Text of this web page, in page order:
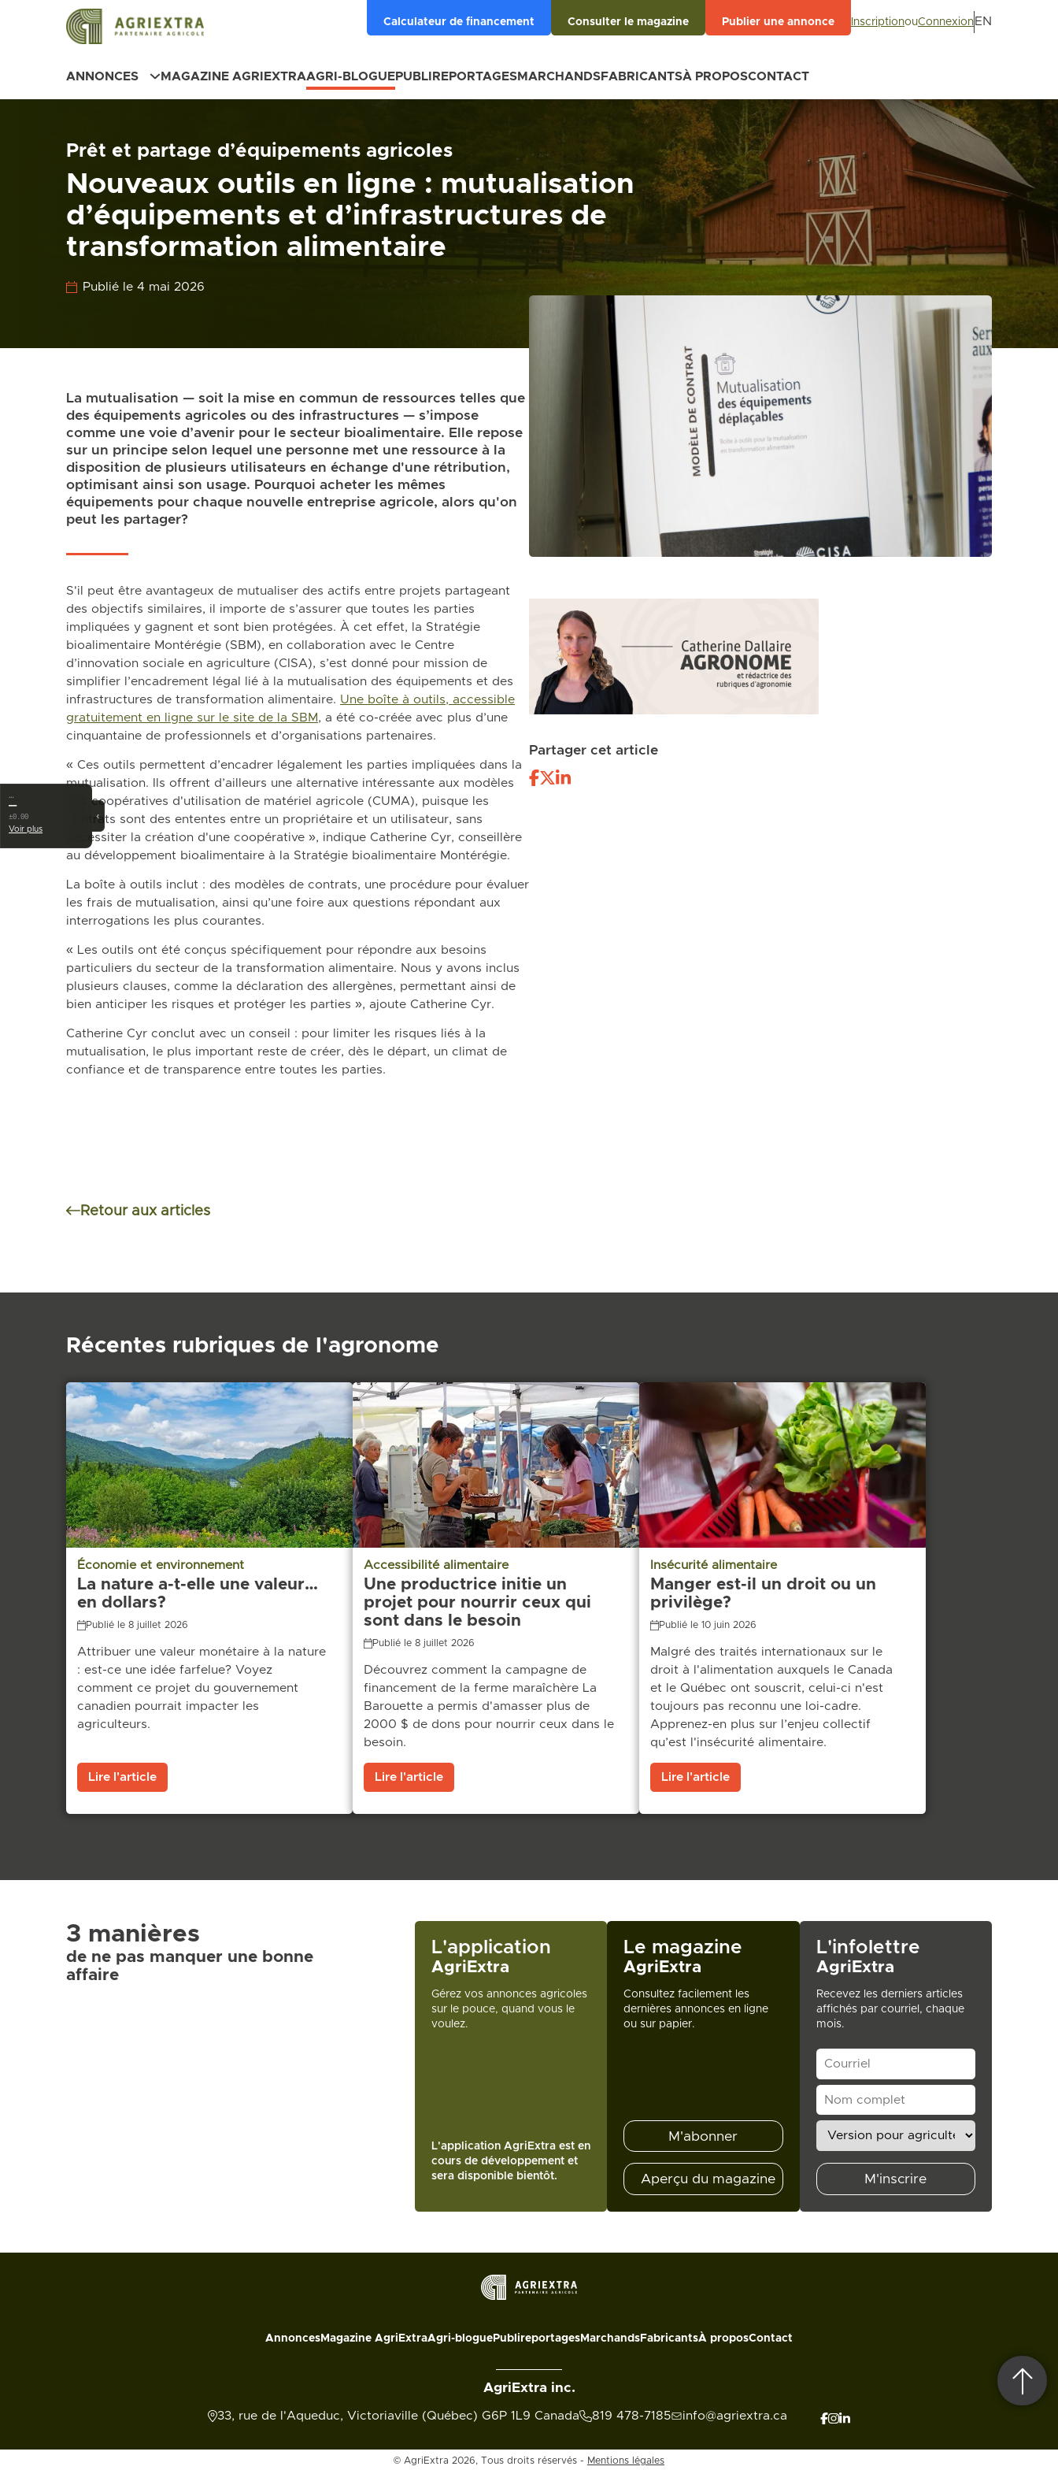
Calculateur de financement Consulter le magazine Publier une annonce InscriptionouConnexion EN
ANNONCES MAGAZINE AGRIEXTRAAGRI-BLOGUEPUBLIREPORTAGESMARCHANDSFABRICANTSÀ PROPOSCONTACT
Prêt et partage d’équipements agricoles
Nouveaux outils en ligne : mutualisation
d’équipements et d’infrastructures de
transformation alimentaire
Publié le 4 mai 2026
La mutualisation — soit la mise en commun de ressources telles que
des équipements agricoles ou des infrastructures — s’impose
comme une voie d’avenir pour le secteur bioalimentaire. Elle repose
sur un principe selon lequel une personne met une ressource à la
disposition de plusieurs utilisateurs en échange d'une rétribution,
optimisant ainsi son usage. Pourquoi acheter les mêmes
équipements pour chaque nouvelle entreprise agricole, alors qu'on
peut les partager?
S'il peut être avantageux de mutualiser des actifs entre projets partageant
des objectifs similaires, il importe de s’assurer que toutes les parties
impliquées y gagnent et sont bien protégées. À cet effet, la Stratégie
bioalimentaire Montérégie (SBM), en collaboration avec le Centre
d’innovation sociale en agriculture (CISA), s’est donné pour mission de
simplifier l’encadrement légal lié à la mutualisation des équipements et des
infrastructures de transformation alimentaire. Une boîte à outils, accessible
gratuitement en ligne sur le site de la SBM, a été co-créée avec plus d’une
cinquantaine de professionnels et d’organisations partenaires.
« Ces outils permettent d’encadrer légalement les parties impliquées dans la
mutualisation. Ils offrent d’ailleurs une alternative intéressante aux modèles
des coopératives d'utilisation de matériel agricole (CUMA), puisque les
contrats sont des ententes entre un propriétaire et un utilisateur, sans
nécessiter la création d'une coopérative », indique Catherine Cyr, conseillère
au développement bioalimentaire à la Stratégie bioalimentaire Montérégie.
La boîte à outils inclut : des modèles de contrats, une procédure pour évaluer
les frais de mutualisation, ainsi qu’une foire aux questions répondant aux
interrogations les plus courantes.
« Les outils ont été conçus spécifiquement pour répondre aux besoins
particuliers du secteur de la transformation alimentaire. Nous y avons inclus
plusieurs clauses, comme la déclaration des allergènes, permettant ainsi de
bien anticiper les risques et protéger les parties », ajoute Catherine Cyr.
Catherine Cyr conclut avec un conseil : pour limiter les risques liés à la
mutualisation, le plus important reste de créer, dès le départ, un climat de
confiance et de transparence entre toutes les parties.
Partager cet article
Retour aux articles
Récentes rubriques de l'agronome
Économie et environnement
La nature a-t-elle une valeur…
en dollars?
Publié le 8 juillet 2026
Attribuer une valeur monétaire à la nature
: est-ce une idée farfelue? Voyez
comment ce projet du gouvernement
canadien pourrait impacter les
agriculteurs.
Lire l'article
Accessibilité alimentaire
Une productrice initie un
projet pour nourrir ceux qui
sont dans le besoin
Publié le 8 juillet 2026
Découvrez comment la campagne de
financement de la ferme maraîchère La
Barouette a permis d'amasser plus de
2000 $ de dons pour nourrir ceux dans le
besoin.
Lire l'article
Insécurité alimentaire
Manger est-il un droit ou un
privilège?
Publié le 10 juin 2026
Malgré des traités internationaux sur le
droit à l'alimentation auxquels le Canada
et le Québec ont souscrit, celui-ci n'est
toujours pas reconnu une loi-cadre.
Apprenez-en plus sur l’enjeu collectif
qu’est l'insécurité alimentaire.
Lire l'article
3 manières
de ne pas manquer une bonne
affaire
L'application
AgriExtra
Gérez vos annonces agricoles
sur le pouce, quand vous le
voulez.
L'application AgriExtra est en
cours de développement et
sera disponible bientôt.
Le magazine
AgriExtra
Consultez facilement les
dernières annonces en ligne
ou sur papier.
M'abonner
Aperçu du magazine
L'infolettre
AgriExtra
Recevez les derniers articles
affichés par courriel, chaque
mois.
M'inscrire
Annonces Magazine AgriExtraAgri-blogue Publireportages Marchands FabricantsÀ proposContact
AgriExtra inc.
33, rue de l'Aqueduc, Victoriaville (Québec) G6P 1L9 Canada 819 478-7185 info@agriextra.ca
© AgriExtra 2026, Tous droits réservés - Mentions légales
‹
…
—
±0.00
Voir plus